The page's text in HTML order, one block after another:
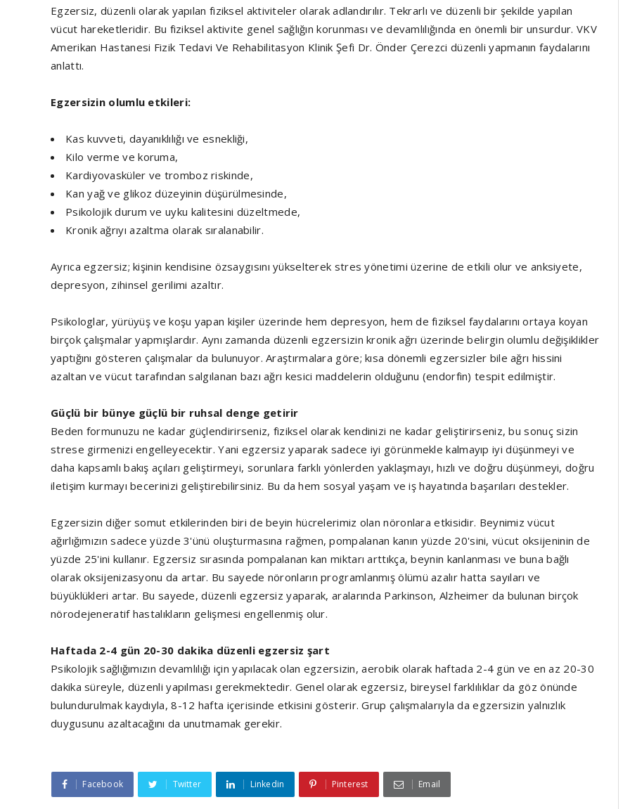
Egzersiz, düzenli olarak yapılan fiziksel aktiviteler olarak adlandırılır. Tekrarlı ve düzenli bir şekilde yapılan
vücut hareketleridir. Bu fiziksel aktivite genel sağlığın korunması ve devamlılığında en önemli bir unsurdur. VKV
Amerikan Hastanesi Fizik Tedavi Ve Rehabilitasyon Klinik Şefi Dr. Önder Çerezci düzenli yapmanın faydalarını
anlattı.
Egzersizin olumlu etkileri:
Kas kuvveti, dayanıklılığı ve esnekliği,
Kilo verme ve koruma,
Kardiyovasküler ve tromboz riskinde,
Kan yağ ve glikoz düzeyinin düşürülmesinde,
Psikolojik durum ve uyku kalitesini düzeltmede,
Kronik ağrıyı azaltma olarak sıralanabilir.
Ayrıca egzersiz; kişinin kendisine özsaygısını yükselterek stres yönetimi üzerine de etkili olur ve anksiyete,
depresyon, zihinsel gerilimi azaltır.
Psikologlar, yürüyüş ve koşu yapan kişiler üzerinde hem depresyon, hem de fiziksel faydalarını ortaya koyan
birçok çalışmalar yapmışlardır. Aynı zamanda düzenli egzersizin kronik ağrı üzerinde belirgin olumlu değişiklikler
yaptığını gösteren çalışmalar da bulunuyor. Araştırmalara göre; kısa dönemli egzersizler bile ağrı hissini
azaltan ve vücut tarafından salgılanan bazı ağrı kesici maddelerin olduğunu (endorfin) tespit edilmiştir.
Güçlü bir bünye güçlü bir ruhsal denge getirir
Beden formunuzu ne kadar güçlendirirseniz, fiziksel olarak kendinizi ne kadar geliştirirseniz, bu sonuç sizin
strese girmenizi engelleyecektir. Yani egzersiz yaparak sadece iyi görünmekle kalmayıp iyi düşünmeyi ve
daha kapsamlı bakış açıları geliştirmeyi, sorunlara farklı yönlerden yaklaşmayı, hızlı ve doğru düşünmeyi, doğru
iletişim kurmayı becerinizi geliştirebilirsiniz. Bu da hem sosyal yaşam ve iş hayatında başarıları destekler.
Egzersizin diğer somut etkilerinden biri de beyin hücrelerimiz olan nöronlara etkisidir. Beynimiz vücut
ağırlığımızın sadece yüzde 3'ünü oluşturmasına rağmen, pompalanan kanın yüzde 20'sini, vücut oksijeninin de
yüzde 25'ini kullanır. Egzersiz sırasında pompalanan kan miktarı arttıkça, beynin kanlanması ve buna bağlı
olarak oksijenizasyonu da artar. Bu sayede nöronların programlanmış ölümü azalır hatta sayıları ve
büyüklükleri artar. Bu sayede, düzenli egzersiz yaparak, aralarında Parkinson, Alzheimer da bulunan birçok
nörodejeneratif hastalıkların gelişmesi engellenmiş olur.
Haftada 2-4 gün 20-30 dakika düzenli egzersiz şart
Psikolojik sağlığımızın devamlılığı için yapılacak olan egzersizin, aerobik olarak haftada 2-4 gün ve en az 20-30
dakika süreyle, düzenli yapılması gerekmektedir. Genel olarak egzersiz, bireysel farklılıklar da göz önünde
bulundurulmak kaydıyla, 8-12 hafta içerisinde etkisini gösterir. Grup çalışmalarıyla da egzersizin yalnızlık
duygusunu azaltacağını da unutmamak gerekir.
Facebook Twitter Linkedin Pinterest Email